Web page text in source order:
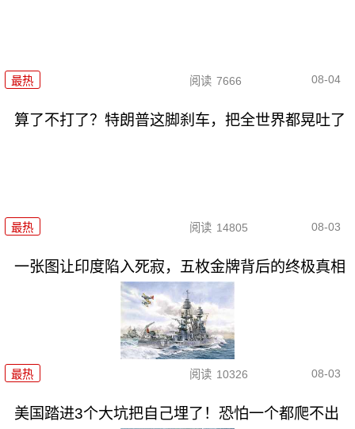
最热 阅读 7666 08-04
算了不打了？特朗普这脚刹车，把全世界都晃吐了
最热 阅读 14805 08-03
一张图让印度陷入死寂，五枚金牌背后的终极真相
最热 阅读 10326 08-03
美国踏进3个大坑把自己埋了！恐怕一个都爬不出